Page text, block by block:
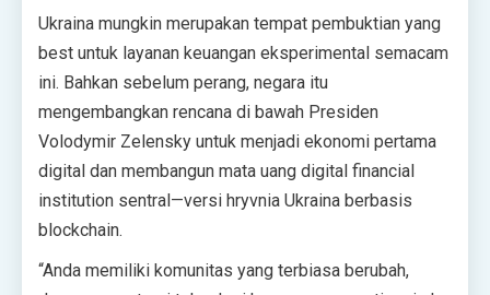
Ukraina mungkin merupakan tempat pembuktian yang
best untuk layanan keuangan eksperimental semacam
ini. Bahkan sebelum perang, negara itu
mengembangkan rencana di bawah Presiden
Volodymir Zelensky untuk menjadi ekonomi pertama
digital dan membangun mata uang digital financial
institution sentral—versi hryvnia Ukraina berbasis
blockchain.
“Anda memiliki komunitas yang terbiasa berubah,